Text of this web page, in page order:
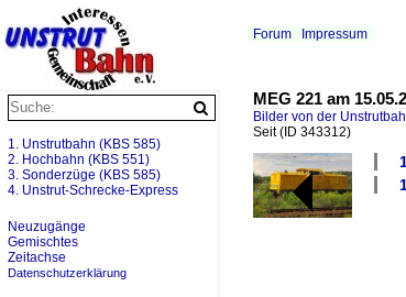
Forum Impressum
MEG 221 am
Bilder von der
Seit(ID 343312)
1. Unstrutbahn (KBS 585)
2. Hochbahn (KBS 551)
3. Sonderzüge (KBS 585)
4. Unstrut-Schrecke-Express
Neuzugänge
Gemischtes
Zeitachse
Datenschutzerklärung